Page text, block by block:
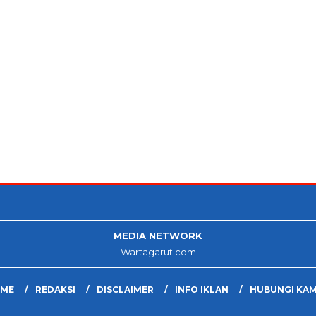
MEDIA NETWORK
Wartagarut.com
REDAKSI DISCLAIMER INFO IKLAN HUBUNGI